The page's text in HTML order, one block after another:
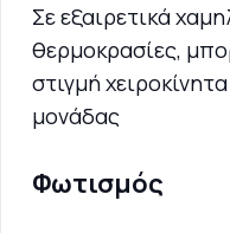
Σε εξαιρετικά
θερμοκρασίες,
στιγμή
μονάδας
Φωτισμός